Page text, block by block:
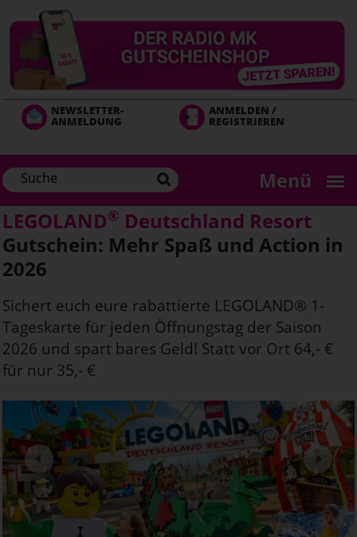
zum
Inhalt
NEWSLETTER-
ANMELDUNG
ANMELDEN /
REGISTRIEREN
Menü
LEGOLAND® Deutschland Resort
Gutschein: Mehr Spaß und Action in
2026
Sichert euch eure rabattierte LEGOLAND® 1-
Tageskarte für jeden Öffnungstag der Saison
2026 und spart bares Geld! Statt vor Ort 64,- €
für nur 35,- €
Next